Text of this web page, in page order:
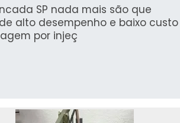
SP nada mais são que
alto desempenho e baixo custo
por injeç